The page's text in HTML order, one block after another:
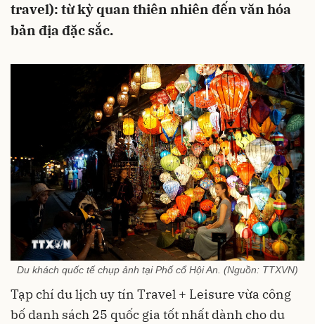
travel): từ kỳ quan thiên nhiên đến văn hóa
bản địa đặc sắc.
Du khách quốc tế chụp ảnh tại Phố cổ Hội An. (Nguồn: TTXVN)
Tạp chí du lịch uy tín Travel + Leisure vừa công
bố danh sách 25 quốc gia tốt nhất dành cho du